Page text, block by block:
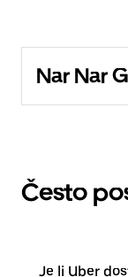
Nar Nar
Često
Je li Uber